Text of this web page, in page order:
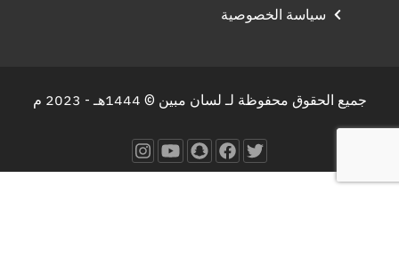
سياسة الخصوصية
جميع الحقوق محفوظة لـ لسان مبين © 1444هـ - 2023 م